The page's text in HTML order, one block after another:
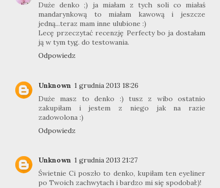
Duże denko ;) ja miałam z tych soli co miałaś
mandarynkową to miałam kawową i jeszcze
jedną...teraz mam inne ulubione :)
Lecę przeczytać recenzję Perfecty bo ja dostałam
ją w tym tyg. do testowania.
Odpowiedz
Unknown 1 grudnia 2013 18:26
Duże masz to denko :) tusz z wibo ostatnio
zakupiłam i jestem z niego jak na razie
zadowolona :)
Odpowiedz
Unknown 1 grudnia 2013 21:27
Świetnie Ci poszło to denko, kupiłam ten eyeliner
po Twoich zachwytach i bardzo mi się spodobał:)!